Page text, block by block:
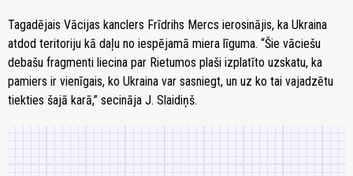
Tagadējais Vācijas kanclers Frīdrihs Mercs ierosinājis, ka Ukraina
atdod teritoriju kā daļu no iespējamā miera līguma. “Šie vāciešu
debašu fragmenti liecina par Rietumos plaši izplatīto uzskatu, ka
pamiers ir vienīgais, ko Ukraina var sasniegt, un uz ko tai vajadzētu
tiekties šajā karā,” secināja J. Slaidiņš.